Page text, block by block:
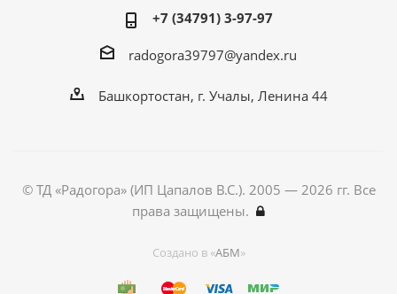
+7 (34791) 3-97-97
radogora39797@yandex.ru
Башкортостан, г. Учалы, Ленина 44
© ТД «Радогора» (ИП Цапалов В.С.). 2005 — 2026 гг. Все
права защищены.
Создано в «АБМ»